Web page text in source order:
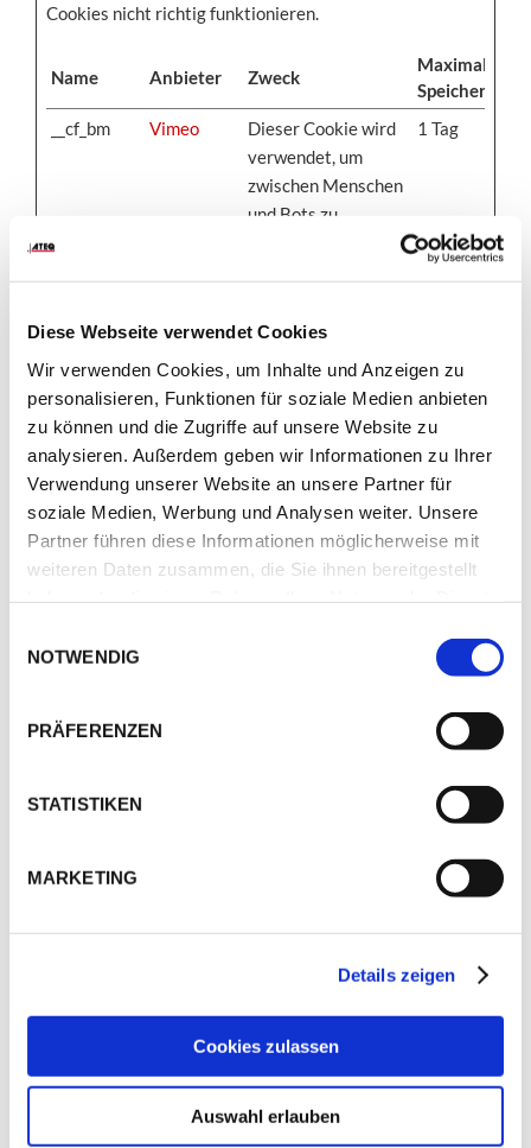
Diese Webseite verwendet Cookies
Wir verwenden Cookies, um Inhalte und Anzeigen zu
personalisieren, Funktionen für soziale Medien anbieten
zu können und die Zugriffe auf unsere Website zu
analysieren. Außerdem geben wir Informationen zu Ihrer
Verwendung unserer Website an unsere Partner für
soziale Medien, Werbung und Analysen weiter. Unsere
Partner führen diese Informationen möglicherweise mit
weiteren Daten zusammen, die Sie ihnen bereitgestellt
NOTWENDIG
PRÄFERENZEN
STATISTIKEN
MARKETING
Details zeigen
Cookies zulassen
Auswahl erlauben
Cookies nicht richtig funktionieren.
Name Anbieter Zweck
Maximale
__cf_bm
Vimeo
Dieser Cookie wird
verwendet, um
zwischen Menschen
und Bots zu
unterscheiden. Dies
gültige Berichte
1 Tag
cf.turnstile.
u
Cloudflare
Dieser Cookie wird
verwendet, um
zwischen Menschen
und Bots zu
unterscheiden.
Bestän
dig
CookieCon
Cookiebot
Speichert den
1 Jahr
Präsentation von
den korrekten
Zustand von
Schriftart,
Blog-/Bildschiebere